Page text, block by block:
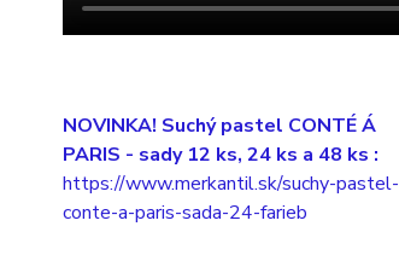
NOVINKA! Suchý pastel CONTÉ Á
PARIS - sady 12 ks, 24 ks a 48 ks :
https://www.merkantil.sk/suchy-pastel-
conte-a-paris-sada-24-farieb